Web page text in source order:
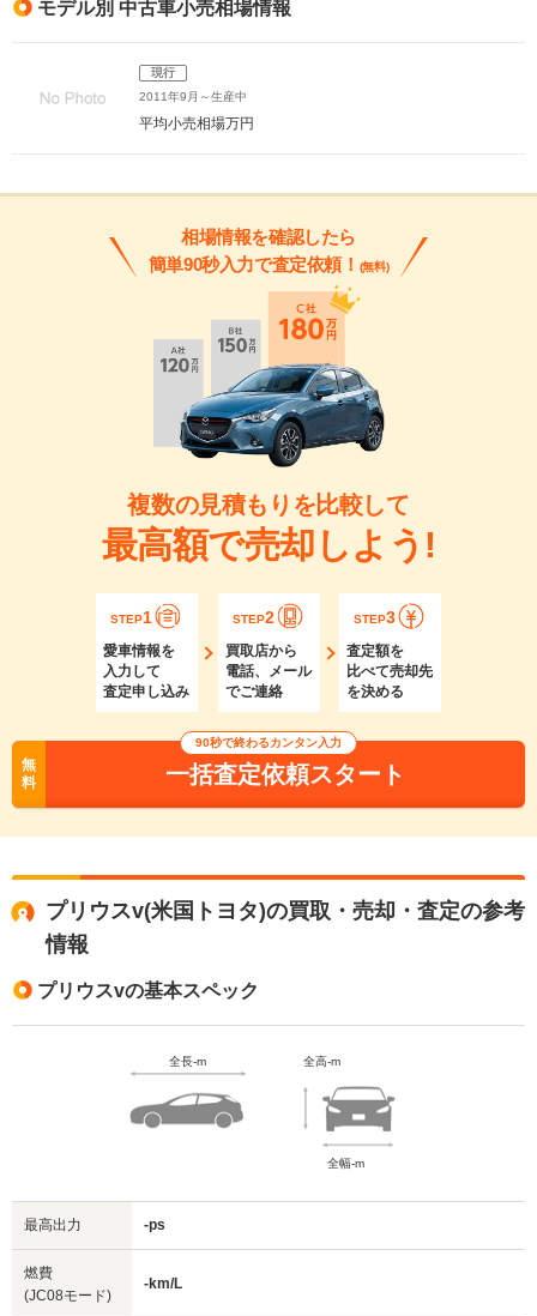
モデル別 中古車小売相場情報
現行
2011年9月～生産中
平均小売相場万円
相場情報を確認したら
簡単90秒入力で査定依頼！ (無料)
複数の見積もりを比較して
最高額で売却しよう!
STEP1
愛車情報を
入力して
査定申し込み
STEP2
買取店から
電話、メール
でご連絡
STEP3
査定額を
比べて売却先
を決める
無
料
90秒で終わるカンタン入力
一括査定依頼スタート
プリウスv(米国トヨタ)の買取・売却・査定の参考
情報
プリウスvの基本スペック
全長-m 全高-m
全幅-m
最高出力 -ps
燃費
(JC08モード)
-km/L